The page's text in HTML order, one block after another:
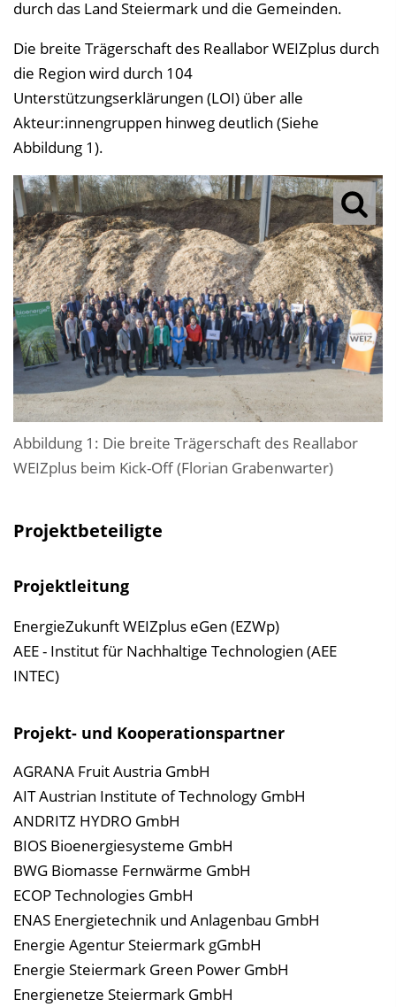
durch das Land Steiermark und die Gemeinden.
Die breite Trägerschaft des Reallabor WEIZplus durch
die Region wird durch 104
Unterstützungserklärungen (LOI) über alle
Akteur:innengruppen hinweg deutlich (Siehe
Abbildung 1).
Abbildung 1: Die breite Trägerschaft des Reallabor
WEIZplus beim Kick-Off (Florian Grabenwarter)
Projektbeteiligte
Projektleitung
EnergieZukunft WEIZplus eGen (EZWp)
AEE - Institut für Nachhaltige Technologien (AEE
INTEC)
Projekt- und Kooperationspartner
AGRANA Fruit Austria GmbH
AIT Austrian Institute of Technology GmbH
ANDRITZ HYDRO GmbH
BIOS Bioenergiesysteme GmbH
BWG Biomasse Fernwärme GmbH
ECOP Technologies GmbH
ENAS Energietechnik und Anlagenbau GmbH
Energie Agentur Steiermark gGmbH
Energie Steiermark Green Power GmbH
Energienetze Steiermark GmbH